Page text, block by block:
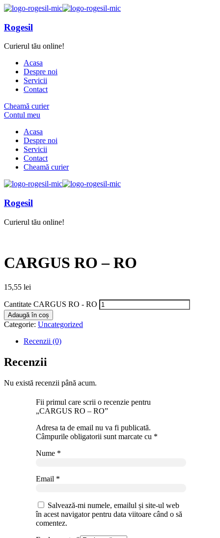
Rogesil
Curierul tău online!
Acasa
Despre noi
Servicii
Contact
Cheamă curier
Contul meu
Acasa
Despre noi
Servicii
Contact
Cheamă curier
Rogesil
Curierul tău online!
CARGUS RO – RO
15,55 lei
Cantitate CARGUS RO - RO
Adaugă în coș
Categorie: Uncategorized
Recenzii (0)
Recenzii
Nu există recenzii până acum.
Fii primul care scrii o recenzie pentru
„CARGUS RO – RO”
Adresa ta de email nu va fi publicată.
Câmpurile obligatorii sunt marcate cu *
Nume *
Email *
Salvează-mi numele, emailul și site-ul web
în acest navigator pentru data viitoare când o să
comentez.